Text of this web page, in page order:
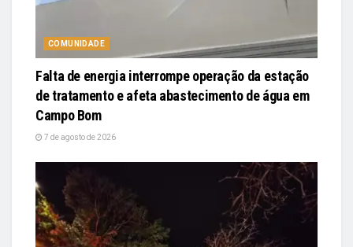
COMUNIDADE
Falta de energia interrompe operação da estação
de tratamento e afeta abastecimento de água em
Campo Bom
7 de agosto de 2026